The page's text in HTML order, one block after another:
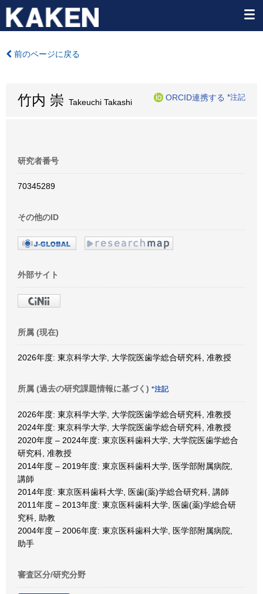
前のページに戻る
竹内 崇 Takeuchi Takashi
ORCID連携する *注記
研究者番号
70345289
その他のID
外部サイト
所属 (現在)
2026年度: 東京科学大学, 大学院医歯学総合研究科, 准教授
所属 (過去の研究課題情報に基づく) *注記
2026年度: 東京科学大学, 大学院医歯学総合研究科, 准教授
2024年度: 東京科学大学, 大学院医歯学総合研究科, 准教授
2020年度 – 2024年度: 東京医科歯科大学, 大学院医歯学総合
研究科, 准教授
2014年度 – 2019年度: 東京医科歯科大学, 医学部附属病院,
講師
2014年度: 東京医科歯科大学, 医歯(薬)学総合研究科, 講師
2011年度 – 2013年度: 東京医科歯科大学, 医歯(薬)学総合研
究科, 助教
2004年度 – 2006年度: 東京医科歯科大学, 医学部附属病院,
助手
審査区分/研究分野